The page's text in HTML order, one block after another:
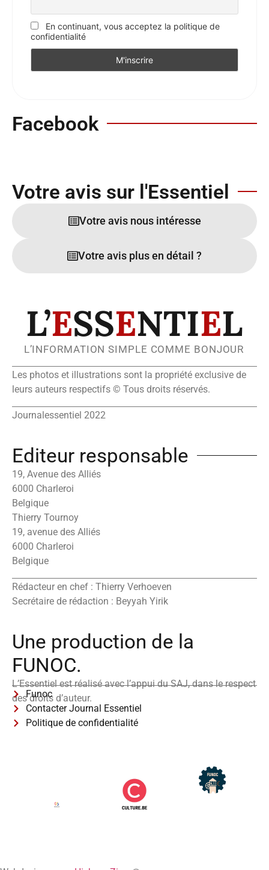
En continuant, vous acceptez la politique de
confidentialité
Facebook
Votre avis sur l'Essentiel
Votre avis nous intéresse
Votre avis plus en détail ?
L’ESSENTIEL
L’INFORMATION SIMPLE COMME BONJOUR
Les photos et illustrations sont la propriété exclusive de
leurs auteurs respectifs © Tous droits réservés.
Journalessentiel 2022
Editeur responsable
19, Avenue des Alliés
6000 Charleroi
Belgique
Thierry Tournoy
19, avenue des Alliés
6000 Charleroi
Belgique
Rédacteur en chef : Thierry Verhoeven
Secrétaire de rédaction : Beyyah Yirik
Une production de la
FUNOC.
L’Essentiel est réalisé avec l’appui du SAJ, dans le respect
des droits d’auteur.
Funoc
Contacter Journal Essentiel
Politique de confidentialité